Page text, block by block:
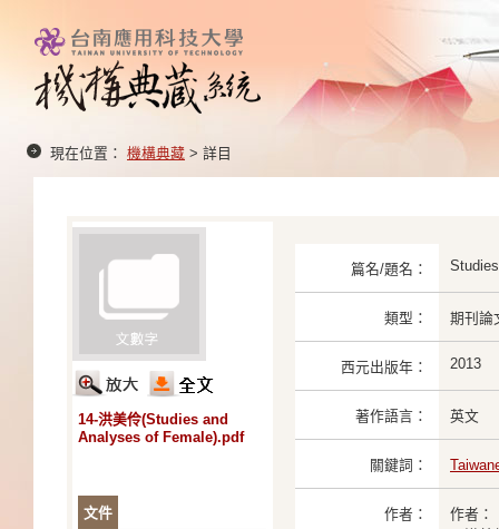
現在位置： 機構典藏 > 詳目
14-洪美伶(Studies and
Analyses of Female).pdf
文件
篇名/題名：
類型： 期刊論
西元出版年： 2013
著作語言： 英文
關鍵詞：
作者：
作者：